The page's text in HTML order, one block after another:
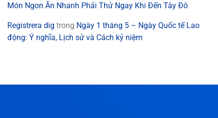
Món Ngon Ăn Nhanh Phải Thử Ngay Khi Đến Tây Đô
Registrera dig trong Ngày 1 tháng 5 – Ngày Quốc tế Lao
động: Ý nghĩa, Lịch sử và Cách kỷ niệm